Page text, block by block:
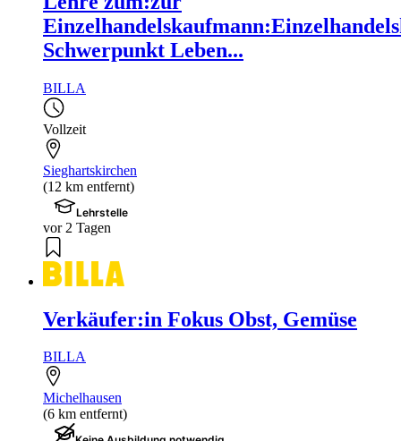
Schwerpunkt Leben...
BILLA
Vollzeit
Sieghartskirchen
(12 km entfernt)
Lehrstelle
vor 2 Tagen
Verkäufer:in Fokus Obst, Gemüse
BILLA
Michelhausen
(6 km entfernt)